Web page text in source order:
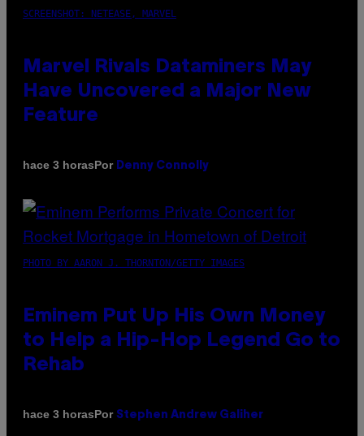
SCREENSHOT: NETEASE, MARVEL
Marvel Rivals Dataminers May
Have Uncovered a Major New
Feature
hace 3 horasPor Denny Connolly
PHOTO BY AARON J. THORNTON/GETTY IMAGES
Eminem Put Up His Own Money
to Help a Hip-Hop Legend Go to
Rehab
hace 3 horasPor Stephen Andrew Galiher